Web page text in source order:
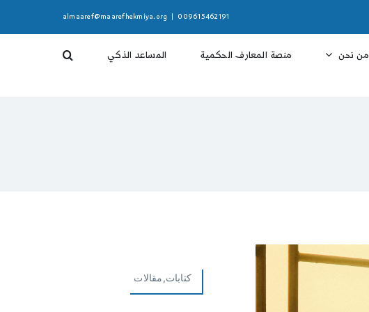
009615462191
almaaref@maarefhekmiya.org
من نحن منصة المعارف الحكمية المساعد الذكي
كتابات,مقالات